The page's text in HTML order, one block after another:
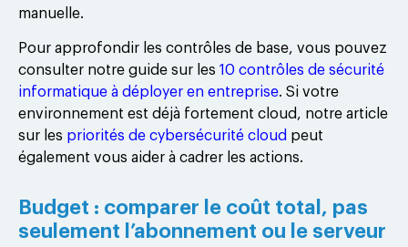
manuelle.
Pour approfondir les contrôles de base, vous pouvez
consulter notre guide sur les 10 contrôles de sécurité
informatique à déployer en entreprise. Si votre
environnement est déjà fortement cloud, notre article
sur les priorités de cybersécurité cloud peut
également vous aider à cadrer les actions.
Budget : comparer le coût total, pas
seulement l’abonnement ou le serveur